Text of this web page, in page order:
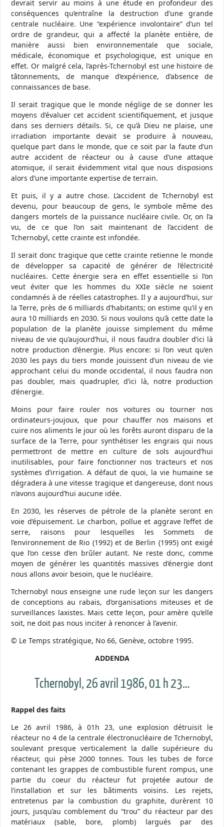
devrait servir au moins à une étude en profondeur des
conséquences qu’entraîne la destruction d’une grande
centrale nucléaire. Une “expérience involontaire” d’un tel
ordre de grandeur, qui a affecté la planète entière, de
manière aussi bien environnementale que sociale,
médicale, économique et psychologique, est unique en
effet. Or malgré cela, l’après-Tchernobyl est une histoire de
tâtonnements, de manque d’expérience, d’absence de
connaissances de base.
Il serait tragique que le monde néglige de se donner les
moyens d’évaluer cet accident scientifiquement, et jusque
dans ses derniers détails. Si, ce qu’à Dieu ne plaise, une
irradiation importante devait se produire à nouveau,
quelque part dans le monde, que ce soit par la faute d’un
autre accident de réacteur ou à cause d’une attaque
atomique, il serait évidemment vital que nous disposions
alors d’une importante expertise de terrain.
Et puis, il y a autre chose. L’accident de Tchernobyl est
devenu, pour beaucoup de gens, le symbole même des
dangers mortels de la puissance nucléaire civile. Or, on l’a
vu, de ce que l’on sait maintenant de l’accident de
Tchernobyl, cette crainte est infondée.
Il serait donc tragique que cette crainte retienne le monde
de développer sa capacité de générer de l’électricité
nucléaires. Cette énergie sera en effet essentielle si l’on
veut éviter que les hommes du XXIe siècle ne soient
condamnés à de réelles catastrophes. Il y a aujourd’hui, sur
la Terre, près de 6 milliards d’habitants; on estime qu’il y en
aura 10 milliards en 2030. Si nous voulons qu’à cette date la
population de la planète jouisse simplement du même
niveau de vie qu’aujourd’hui, il nous faudra doubler d’ici là
notre production d’énergie. Plus encore: si l’on veut qu’en
2030 les pays du tiers monde jouissent d’un niveau de vie
approchant celui du monde occidental, il nous faudra non
pas doubler, mais quadrupler, d’ici là, notre production
d’énergie.
Moins pour faire rouler nos voitures ou tourner nos
ordinateurs-joujoux, que pour chauffer nos maisons et
cuire nos aliments le jour où les forêts auront disparu de la
surface de la Terre, pour synthétiser les engrais qui nous
permettront de mettre en culture de sols aujourd’hui
inutilisables, pour faire fonctionner nos tracteurs et nos
systèmes d’irrigation. A défaut de quoi, la vie humaine se
dégradera à une vitesse tragique et dangereuse, dont nous
n’avons aujourd’hui aucune idée.
En 2030, les réserves de pétrole de la planète seront en
voie d’épuisement. Le charbon, pollue et aggrave l’effet de
serre, raisons pour lesquelles les Sommets de
l’environnement de Rio (1992) et de Berlin (1995) ont exigé
que l’on cesse d’en brûler autant. Ne reste donc, comme
moyen de générer les quantités massives d’énergie dont
nous allons avoir besoin, que le nucléaire.
Tchernobyl nous enseigne une rude leçon sur les dangers
de conceptions au rabais, d’organisations miteuses et de
surveillances laxistes. Mais cette leçon, pour amère qu’elle
soit, ne doit pas nous inciter à renoncer à l’avenir.
© Le Temps stratégique, No 66, Genève, octobre 1995.
ADDENDA
Tchernobyl, 26 avril 1986, 01 h 23…
Rappel des faits
Le 26 avril 1986, à 01h 23, une explosion détruisit le
réacteur no 4 de la centrale électronucléaire de Tchernobyl,
soulevant presque verticalement la dalle supérieure du
réacteur, qui pèse 2000 tonnes. Tous les tubes de force
contenant les grappes de combustible furent rompus, une
partie du coeur du réacteur fut projetée autour de
l’installation et sur les bâtiments voisins. Les rejets,
entretenus par la combustion du graphite, durèrent 10
jours, jusqu’au comblement du “trou” du réacteur par des
matériaux (sable, bore, plomb) largués par des